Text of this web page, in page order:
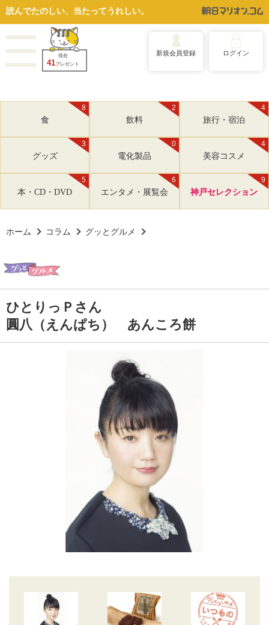
読んでたのしい、当たってうれしい。
現在
41プレゼント
新規会員登録 ログイン
8
食
2
飲料
4
旅行・宿泊
3
グッズ
0
電化製品
4
美容コスメ
5
本・CD・DVD
6
エンタメ・展覧会
9
神戸セレクション
ホーム コラム グッとグルメ
ひとりっＰさん
圓八（えんぱち） あんころ餅